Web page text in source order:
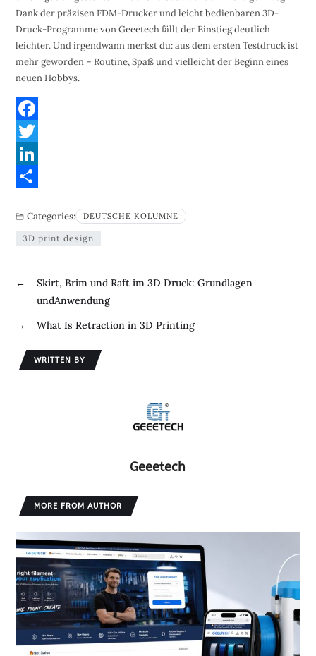
Dank der präzisen FDM-Drucker und leicht bedienbaren 3D-
Druck-Programme von Geeetech fällt der Einstieg deutlich
leichter. Und irgendwann merkst du: aus dem ersten Testdruck ist
mehr geworden – Routine, Spaß und vielleicht der Beginn eines
neuen Hobbys.
F
a
c
b
k
T
w
t
r
L
n
d
h
e
Categories: DEUTSCHE KOLUMNE
3D print design
←
Skirt, Brim und Raft im 3D Druck: Grundlagen
undAnwendung
→
What Is Retraction in 3D Printing
WRITTEN BY
Geeetech
MORE FROM AUTHOR